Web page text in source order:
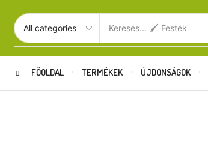
Keresés... 🖌️ Festék
FŐOLDAL TERMÉKEK ÚJDONSÁGOK